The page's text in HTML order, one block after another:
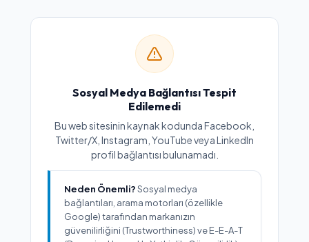
Sosyal Medya Bağlantısı Tespit
Edilemedi
Bu web sitesinin kaynak kodunda Facebook,
Twitter/X, Instagram, YouTube veya LinkedIn
profil bağlantısı bulunamadı.
Neden Önemli?Sosyal medya
bağlantıları, arama motorları (özellikle
Google) tarafından markanızın
güvenilirliğini (Trustworthiness) ve E-E-A-T